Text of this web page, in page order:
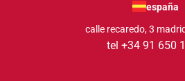
españa
calle recaredo, 3
tel +34 91 650